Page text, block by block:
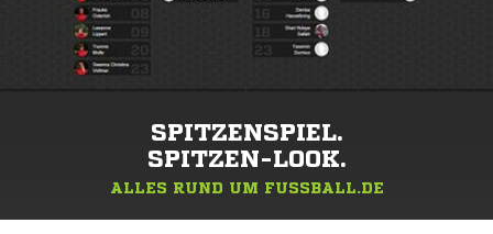
SPITZENSPIEL.
SPITZEN-LOOK.
ALLES RUND UM FUSSBALL.DE